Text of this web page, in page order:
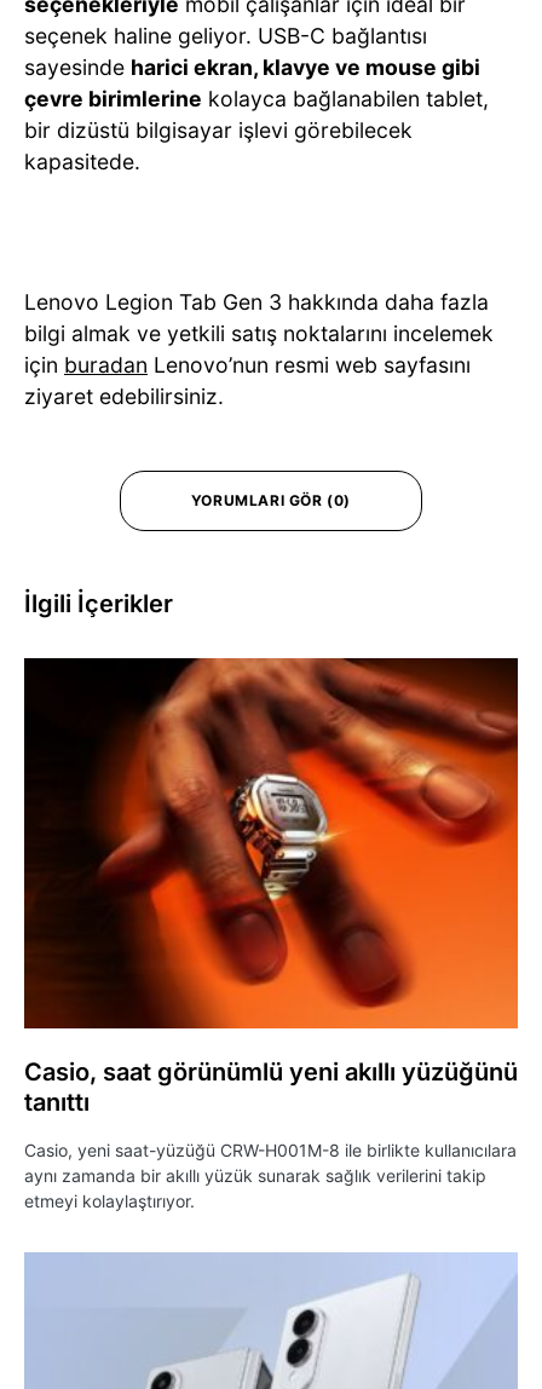
seçenek haline geliyor. USB-C bağlantısı
sayesinde harici ekran, klavye ve mouse gibi
çevre birimlerine kolayca bağlanabilen tablet,
bir dizüstü bilgisayar işlevi görebilecek
kapasitede.
Lenovo Legion Tab Gen 3 hakkında daha fazla
bilgi almak ve yetkili satış noktalarını incelemek
için buradan Lenovo’nun resmi web sayfasını
ziyaret edebilirsiniz.
YORUMLARI GÖR (0)
İlgili İçerikler
Casio, saat görünümlü yeni akıllı yüzüğünü
tanıttı
Casio, yeni saat-yüzüğü CRW-H001M-8 ile birlikte kullanıcılara
aynı zamanda bir akıllı yüzük sunarak sağlık verilerini takip
etmeyi kolaylaştırıyor.